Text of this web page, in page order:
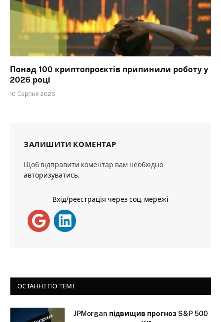
Понад 100 криптопроєктів припинили роботу у
2026 році
10 Серпня 2026
ЗАЛИШИТИ КОМЕНТАР
Щоб відправити коментар вам необхідно
авторизуватись.
Вхід/реєстрація через соц. мережі
ОСТАННІ ПО ТЕМІ
JPMorgan підвищив прогноз S&P 500